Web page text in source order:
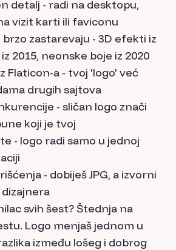
detalj - radi na desktopu,
vizit karti ili faviconu
zastarevaju - 3D efekti iz
2015, neonske boje iz 2020
Flaticon-a - tvoj 'logo' već
drugih sajtova
- sličan logo znači
koji je tvoj
- logo radi samo u jednoj
- dobiješ JPG, a izvorni
svih šest? Štednja na
Logo menjaš jednom u
između lošeg i dobrog